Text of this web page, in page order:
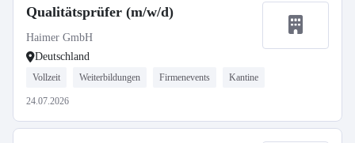
Qualitätsprüfer (m/w/d)
Haimer GmbH
Deutschland
Vollzeit Weiterbildungen Firmenevents Kantine
24.07.2026